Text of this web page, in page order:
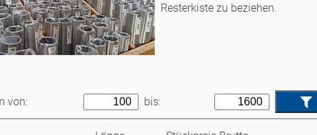
Resterkiste zu beziehen.
von: bis: